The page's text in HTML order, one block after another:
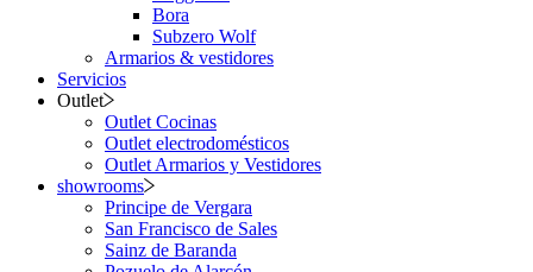
Bora
Subzero Wolf
Armarios & vestidores
Servicios
Outlet
Outlet Cocinas
Outlet electrodomésticos
Outlet Armarios y Vestidores
showrooms
Principe de Vergara
San Francisco de Sales
Sainz de Baranda